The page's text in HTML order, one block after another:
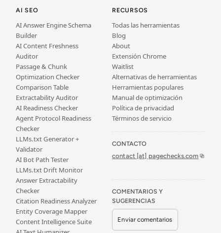
AI SEO
AI Answer Engine Schema
Builder
AI Content Freshness
Auditor
Passage & Chunk
Optimization Checker
Comparison Table
Extractability Auditor
AI Readiness Checker
Agent Protocol Readiness
Checker
LLMs.txt Generator +
Validator
AI Bot Path Tester
LLMs.txt Drift Monitor
Answer Extractability
Checker
Citation Readiness Analyzer
Entity Coverage Mapper
Content Intelligence Suite
RECURSOS
Todas las herramientas
Blog
About
Extensión Chrome
Waitlist
Alternativas de herramientas
Herramientas populares
Manual de optimización
Política de privacidad
Términos de servicio
CONTACTO
contact [at] pagechecks.com
COMENTARIOS Y
SUGERENCIAS
Enviar comentarios